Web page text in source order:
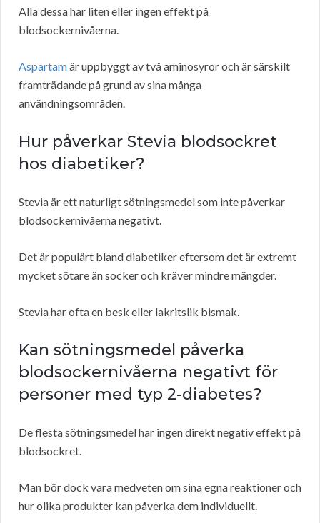
Alla dessa har liten eller ingen effekt på
blodsockernivåerna.
Aspartamär uppbyggt av två aminosyror och är särskilt
framträdande på grund av sina många
användningsområden.
Hur påverkar Stevia blodsockret
hos diabetiker?
Stevia är ett naturligt sötningsmedel som inte påverkar
blodsockernivåerna negativt.
Det är populärt bland diabetiker eftersom det är extremt
mycket sötare än socker och kräver mindre mängder.
Stevia har ofta en besk eller lakritslik bismak.
Kan sötningsmedel påverka
blodsockernivåerna negativt för
personer med typ 2-diabetes?
De flesta sötningsmedel har ingen direkt negativ effekt på
blodsockret.
Man bör dock vara medveten om sina egna reaktioner och
hur olika produkter kan påverka dem individuellt.